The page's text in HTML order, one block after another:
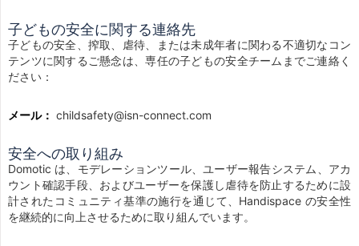
子どもの安全に関する連絡先
子どもの安全、搾取、虐待、または未成年者に関わる不適切なコン
テンツに関するご懸念は、専任の子どもの安全チームまでご連絡く
ださい：
メール： childsafety@isn-connect.com
安全への取り組み
Domotic は、モデレーションツール、ユーザー報告システム、アカ
ウント確認手段、およびユーザーを保護し虐待を防止するために設
計されたコミュニティ基準の施行を通じて、Handispace の安全性
を継続的に向上させるために取り組んでいます。